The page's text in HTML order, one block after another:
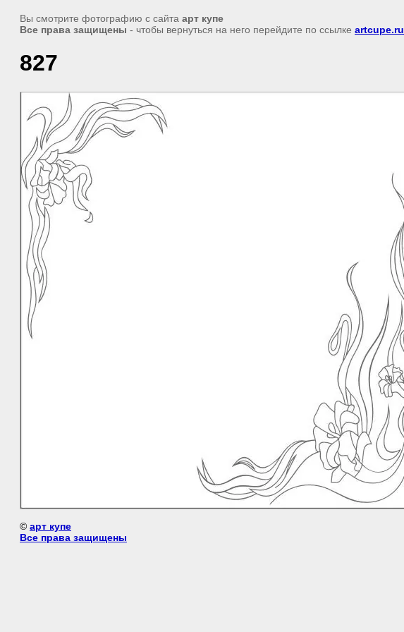
Вы смотрите фотографию с сайта арт купе
Все права защищены - чтобы вернуться на него перейдите по ссылке artcupe.ru
827
© арт купе
Все права защищены